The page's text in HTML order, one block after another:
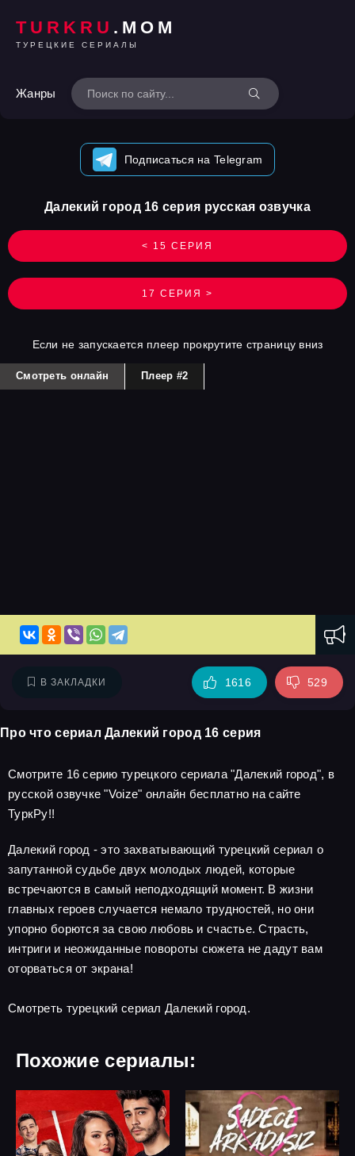
TURKRU .MOM
ТУРЕЦКИЕ СЕРИАЛЫ
Жанры
Подписаться на Telegram
< 15 СЕРИЯ
Далекий город 16 серия русская озвучка
17 СЕРИЯ >
Если не запускается плеер прокрутите страницу вниз
Смотреть онлайн Плеер #2
В ЗАКЛАДКИ 1616 529
Про что сериал Далекий город 16 серия
Смотрите 16 серию турецкого сериала "Далекий город", в
русской озвучке "Voize" онлайн бесплатно на сайте
ТуркРу!!
Далекий город - это захватывающий турецкий сериал о
запутанной судьбе двух молодых людей, которые
встречаются в самый неподходящий момент. В жизни
главных героев случается немало трудностей, но они
упорно борются за свою любовь и счастье. Страсть,
интриги и неожиданные повороты сюжета не дадут вам
оторваться от экрана!
Смотреть турецкий сериал Далекий город.
Похожие сериалы: